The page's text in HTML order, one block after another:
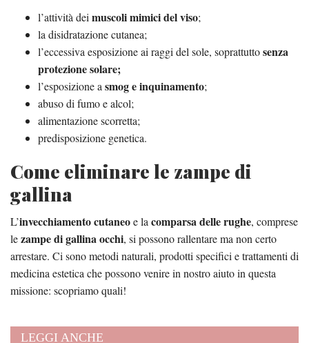
l’attività dei muscoli mimici del viso;
la disidratazione cutanea;
l’eccessiva esposizione ai raggi del sole, soprattuttosenza
protezione solare;
l’esposizione a smog e inquinamento;
abuso di fumo e alcol;
alimentazione scorretta;
predisposizione genetica.
Come eliminare le zampe di
gallina
L’invecchiamento cutaneoe la comparsa delle rughe, comprese
lezampe di gallina occhi, si possono rallentare ma non certo
arrestare. Ci sono metodi naturali, prodotti specifici e trattamenti di
medicina estetica che possono venire in nostro aiuto in questa
missione: scopriamo quali!
LEGGI ANCHE